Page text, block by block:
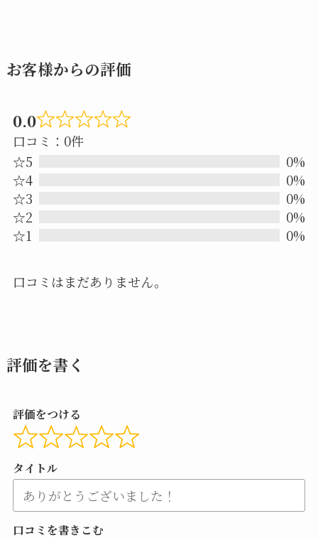
お客様からの評価
0.0
Rated
口コミ：0件
☆5
0%
☆4
0%
☆3
0%
☆2
0%
☆1
0%
口コミはまだありません。
評価を書く
評価をつける
タイトル
口コミを書きこむ